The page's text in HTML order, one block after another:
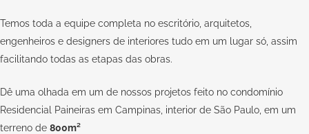
Temos toda a equipe completa no escritório, arquitetos,
engenheiros e designers de interiores tudo em um lugar só, assim
facilitando todas as etapas das obras.
Dê uma olhada em um de nossos projetos feito no condomínio
Residencial Paineiras em Campinas, interior de São Paulo, em um
terreno de 800m²